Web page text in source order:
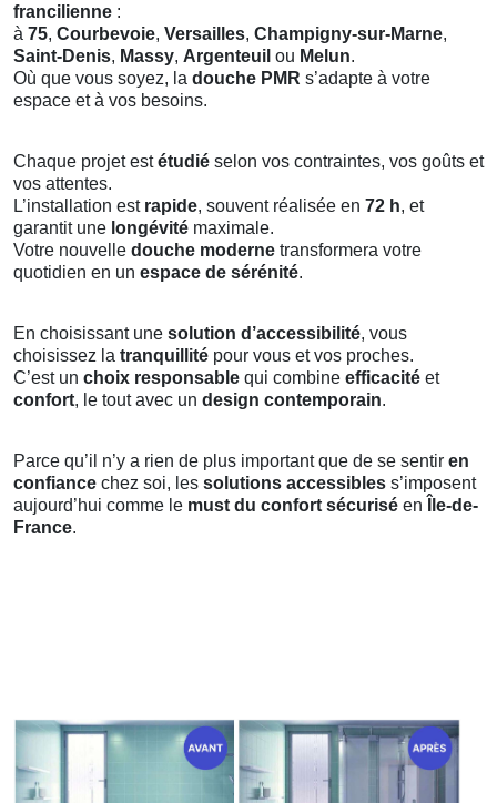
francilienne :
à 75, Courbevoie, Versailles, Champigny-sur-Marne,
Saint-Denis, Massy, Argenteuil ou Melun.
Où que vous soyez, la douche PMR s’adapte à votre
espace et à vos besoins.
Chaque projet estétudié selon vos contraintes, vos goûts et
vos attentes.
L’installation est rapide, souvent réalisée en 72 h, et
garantit une longévité maximale.
Votre nouvelle douche moderne transformera votre
quotidien en un espace de sérénité.
En choisissant une solution d’accessibilité, vous
choisissez la tranquillité pour vous et vos proches.
C’est un choix responsable qui combine efficacité et
confort, le tout avec un design contemporain.
Parce qu’il n’y a rien de plus important que de se sentir en
confiance chez soi, les solutions accessibles s’imposent
aujourd’hui comme le must du confort sécurisé en
Île-de-
France.